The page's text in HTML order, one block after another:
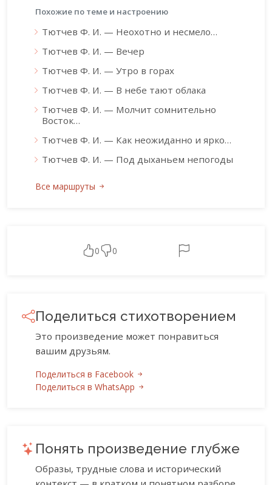
Похожие по теме и настроению
Тютчев Ф. И. — Неохотно и несмело…
Тютчев Ф. И. — Вечер
Тютчев Ф. И. — Утро в горах
Тютчев Ф. И. — В небе тают облака
Тютчев Ф. И. — Молчит сомнительно
Восток…
Тютчев Ф. И. — Как неожиданно и ярко…
Тютчев Ф. И. — Под дыханьем непогоды
Все маршруты
0 0
Поделиться стихотворением
Это произведение может понравиться
вашим друзьям.
Поделиться в Facebook
Поделиться в WhatsApp
Понять произведение глубже
Образы, трудные слова и исторический